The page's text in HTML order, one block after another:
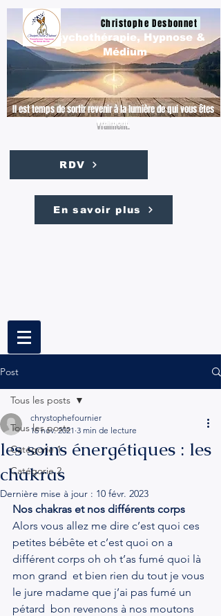
Christophe Desbonnet
Il est temps de sortir revenir à la lumière de qui vous êtes
vraiment.
Psychothérapie, Hypnose &
Médium
RDV
En savoir plus
Post
Tous les posts
Catégorie 1
Catégorie 2
Tous les posts
les soins énergétiques : les
chakras
chrystophefournier
16 nov. 2021 3 min de lecture
Dernière mise à jour : 10 févr. 2023
Nos chakras et nos différents corps
Alors vous allez me dire c’est quoi ces
petites bébête et c’est quoi on a
différent corps oh oh t’as fumé quoi là
mon grand  et bien rien du tout je vous
le jure madame que j’ai pas fumé un
pétard  bon revenons à nos moutons